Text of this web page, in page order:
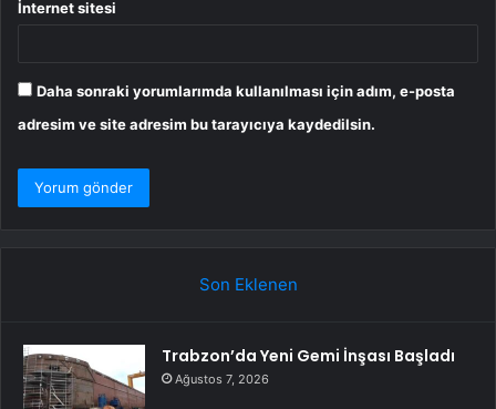
İnternet sitesi
Daha sonraki yorumlarımda kullanılması için adım, e-posta
adresim ve site adresim bu tarayıcıya kaydedilsin.
Son Eklenen
Trabzon’da Yeni Gemi İnşası Başladı
Ağustos 7, 2026